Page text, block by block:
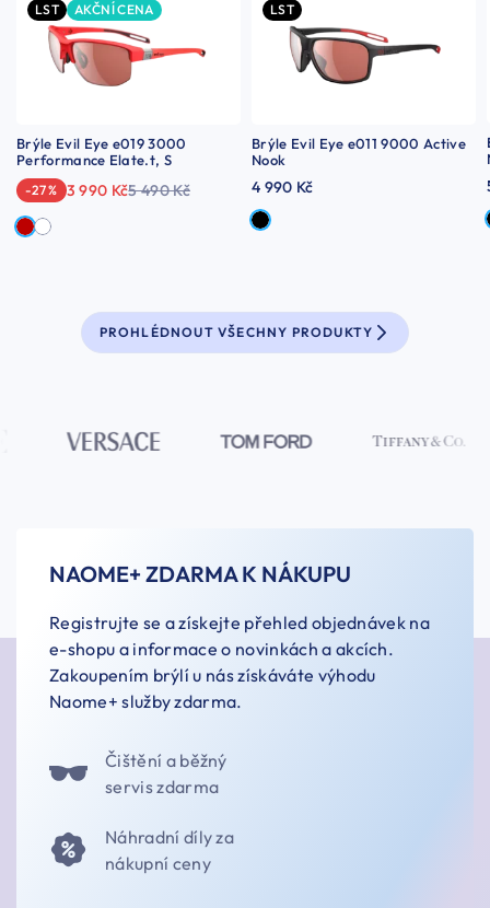
LST AKČNÍ CENA
Brýle Evil Eye e019 3000
Performance Elate.t, S
-27 % 3 990 Kč5 490 Kč
LST
Brýle Evil Eye e011 9000 Active
Nook
4 990 Kč
PROHLÉDNOUT VŠECHNY PRODUKTY
NAOME+ ZDARMA K NÁKUPU
Registrujte se a získejte přehled objednávek na
e-shopu a informace o novinkách a akcích.
Zakoupením brýlí u nás získáváte výhodu
Naome+ služby zdarma.
Čištění a běžný
servis zdarma
Náhradní díly za
nákupní ceny